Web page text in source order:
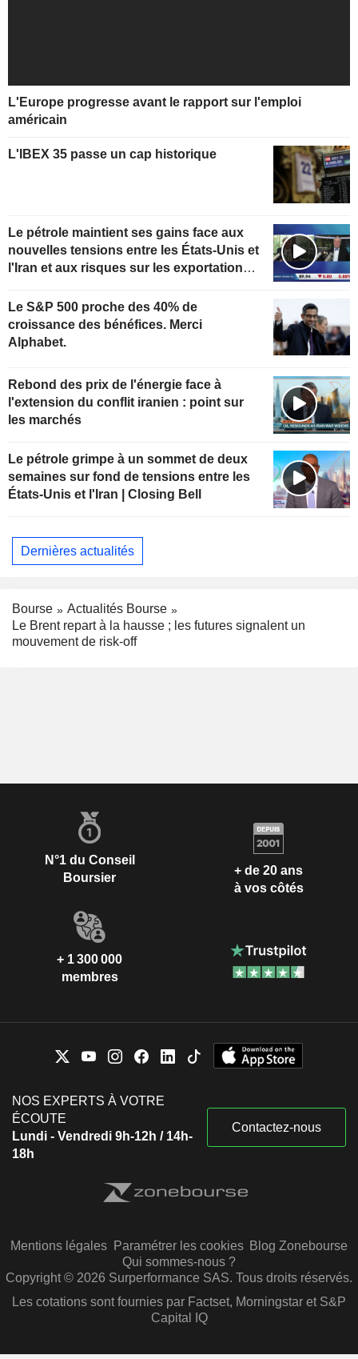
L'Europe progresse avant le rapport sur l'emploi
américain
L'IBEX 35 passe un cap historique
Le pétrole maintient ses gains face aux
nouvelles tensions entre les États-Unis et
l'Iran et aux risques sur les exportations
Le S&P 500 proche des 40% de
croissance des bénéfices. Merci
Alphabet.
Rebond des prix de l'énergie face à
l'extension du conflit iranien : point sur
les marchés
Le pétrole grimpe à un sommet de deux
semaines sur fond de tensions entre les
États-Unis et l'Iran | Closing Bell
Dernières actualités
Bourse
Actualités Bourse
Le Brent repart à la hausse ; les futures signalent un
mouvement de risk-off
N°1 du Conseil
Boursier
+ de 20 ans
à vos côtés
+ 1 300 000
membres
NOS EXPERTS À VOTRE
ÉCOUTE
Lundi - Vendredi 9h-12h / 14h-
18h
Contactez-nous
Mentions légales Paramétrer les cookies Blog Zonebourse
Qui sommes-nous ?
Copyright © 2026 Surperformance SAS. Tous droits réservés.
Les cotations sont fournies par Factset, Morningstar et S&P
Capital IQ